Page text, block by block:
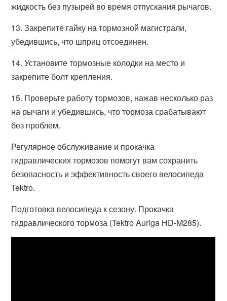
жидкость без пузырей во время отпускания рычагов.
13. Закрепите гайку на тормозной магистрали,
убедившись, что шприц отсоединен.
14. Установите тормозные колодки на место и
закрепите болт крепления.
15. Проверьте работу тормозов, нажав несколько раз
на рычаги и убедившись, что тормоза срабатывают
без проблем.
Регулярное обслуживание и прокачка
гидравлических тормозов помогут вам сохранить
безопасность и эффективность своего велосипеда
Tektro.
Подготовка велосипеда к сезону. Прокачка
гидравлического тормоза (Tektro Auriga HD-M285).